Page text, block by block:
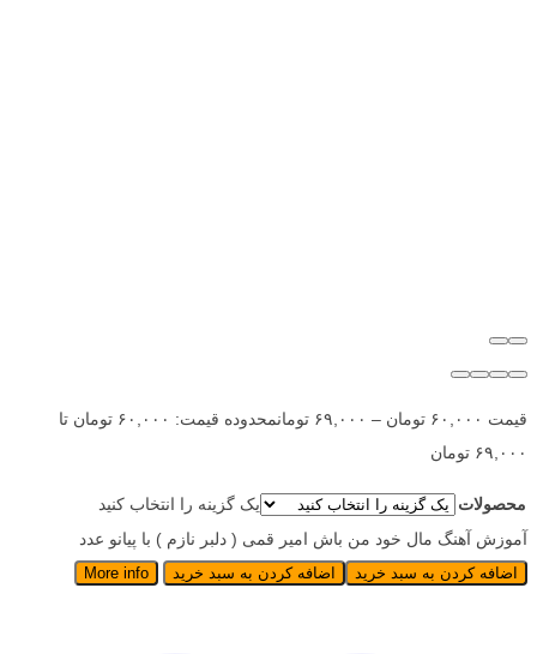
قیمت ۶۰,۰۰۰ تومان – ۶۹,۰۰۰ تومان
محدوده قیمت: ۶۰,۰۰۰ تومان تا
۶۹,۰۰۰ تومان
محصولات
یک گزینه را انتخاب کنید
آموزش آهنگ مال خود من باش امیر قمی ( دلبر نازم ) با پیانو عدد
اضافه کردن به سبد خرید اضافه کردن به سبد خرید More info